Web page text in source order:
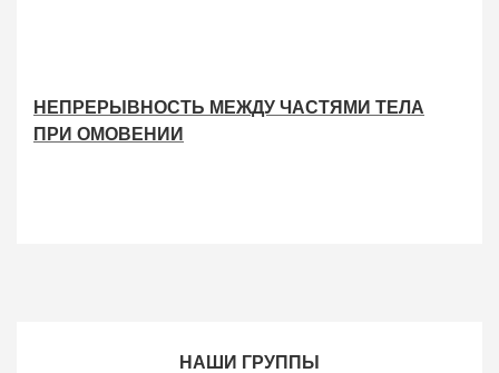
НЕПРЕРЫВНОСТЬ МЕЖДУ ЧАСТЯМИ ТЕЛА
ПРИ ОМОВЕНИИ
НАШИ ГРУППЫ